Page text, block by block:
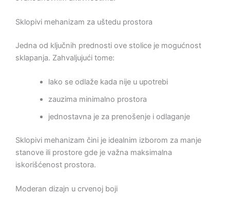
Sklopivi mehanizam za uštedu prostora
Jedna od ključnih prednosti ove stolice je mogućnost
sklapanja. Zahvaljujući tome:
lako se odlaže kada nije u upotrebi
zauzima minimalno prostora
jednostavna je za prenošenje i odlaganje
Sklopivi mehanizam čini je idealnim izborom za manje
stanove ili prostore gde je važna maksimalna
iskorišćenost prostora.
Moderan dizajn u crvenoj boji